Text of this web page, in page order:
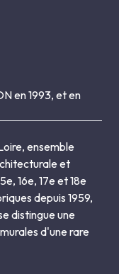
en 1993, et en
ensemble
et
16e, 17e et 18e
depuis 1959,
distingue une
d'une rare